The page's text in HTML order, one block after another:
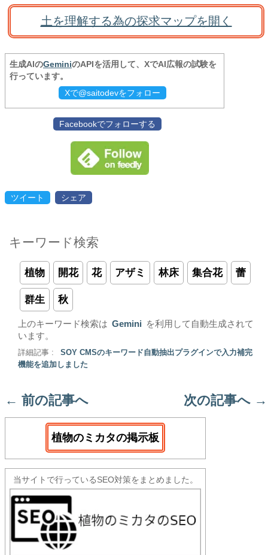
土を理解する為の探求マップを開く
生成AIのGeminiのAPIを活用して、XでAI広報の試験を
行っています。
Xで@saitodevをフォロー
Facebookでフォローする
ツイート シェア
キーワード検索
植物 開花 花 アザミ 林床 集合花 蕾
群生 秋
上のキーワード検索は Gemini
を利用して自動生成されて
います。
詳細記事 :
SOY CMSのキーワード自動抽出プラグインで入力補完
機能を追加しました
← 前の記事へ 次の記事へ →
植物のミカタの掲示板
当サイトで行っているSEO対策をまとめました。